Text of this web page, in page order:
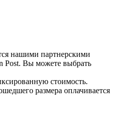
нашими партнерскими
Вы можете выбрать
стоимость.
размера оплачивается